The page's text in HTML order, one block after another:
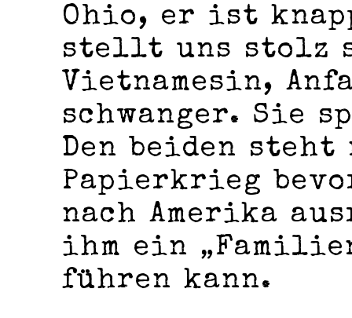
Ohio, er ist
stellt uns stolz
Vietnamesin,
schwanger. Sie
Den beiden
Papierkrieg
nach Amerika
ihm ein
führen kann.